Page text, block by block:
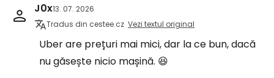
J0x13. 07. 2026
Tradus din cestee.cz Vezi textul original
Uber are prețuri mai mici, dar la ce bun, dacă
nu găsește nicio mașină. 😆